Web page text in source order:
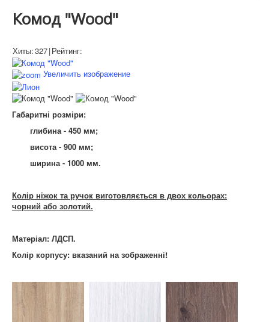
Комод "Wood"
Хиты:327|Рейтинг:
Увеличить изображение
Габаритні розміри:
глибина - 450 мм;
висота - 900 мм;
ширина - 1000 мм.
Колір ніжок та ручок виготовляється в двох кольорах:
чорний або золотий.
Матеріал: ЛДСП.
Колір корпусу: вказаний на зображенні!